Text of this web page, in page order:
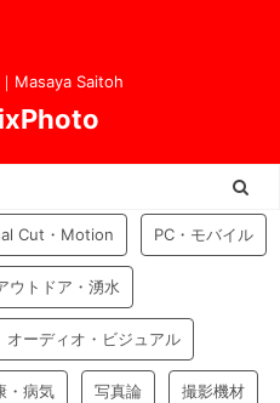
Masaya Saitoh
Cut・Motion PC・モバイル
ウトドア・湧水
オーディオ・ビジュアル
・病気 写真論 撮影機材